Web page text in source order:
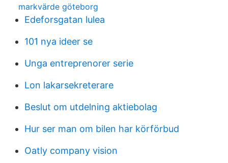
markvärde göteborg
Edeforsgatan lulea
101 nya ideer se
Unga entreprenorer serie
Lon lakarsekreterare
Beslut om utdelning aktiebolag
Hur ser man om bilen har körförbud
Oatly company vision